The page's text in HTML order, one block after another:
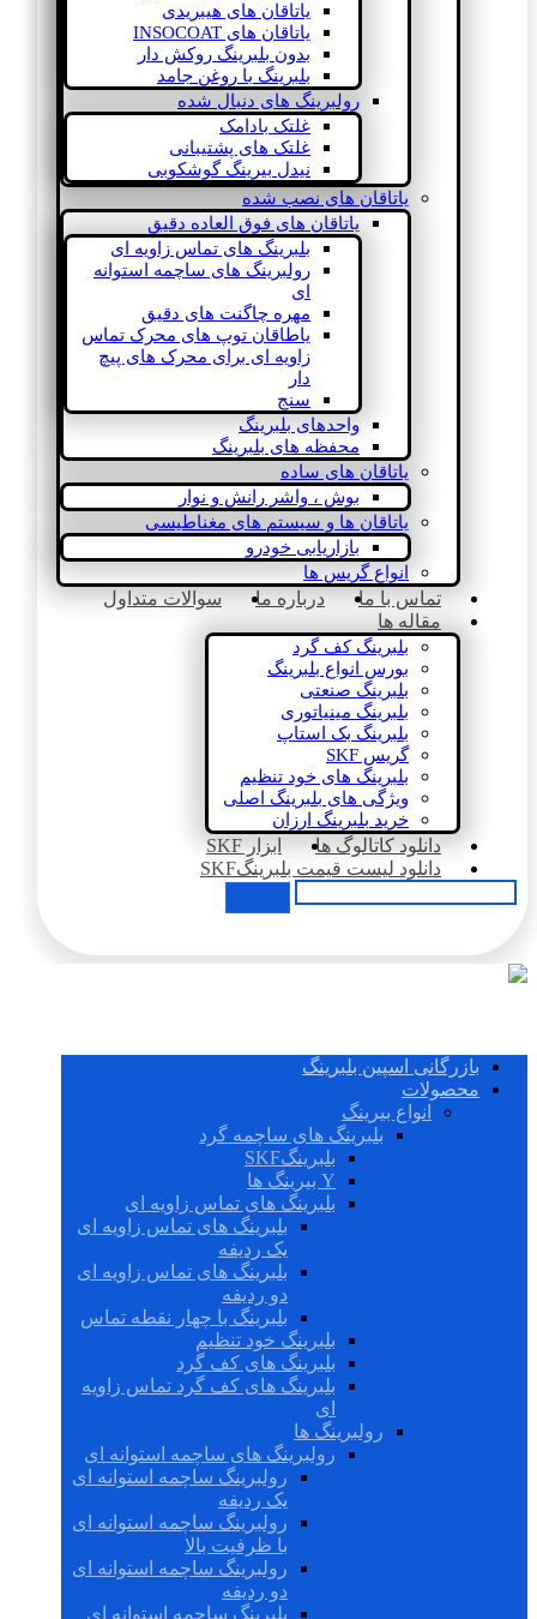
یاتاقان های هیبریدی
یاتاقان های INSOCOAT
بدون بلبرینگ روکش دار
بلبرینگ با روغن جامد
رولبرینگ های دنبال شده
غلتک بادامک
غلتک های پشتیبانی
نیدل بیرینگ گوشکوبی
یاتاقان های نصب شده
یاتاقان های فوق العاده دقیق
بلبرینگ های تماس زاویه ای
رولبرینگ های ساچمه استوانه
ای
مهره چاگنت های دقیق
یاطاقان توپ های محرک تماس
زاویه ای برای محرک های پیچ
دار
سنج
واحدهای بلبرینگ
محفظه های بلبرینگ
یاتاقان های ساده
بوش ، واشر رانش و نوار
یاتاقان ها و سیستم های مغناطیسی
بازاریابی خودرو
انواع گریس ها
تماس با ما درباره ما
سوالات متداول
مقاله ها
بلبرینگ کف گرد
بورس انواع بلبرینگ
بلبرینگ صنعتی
بلبرینگ مینیاتوری
بلبرینگ بک استاپ
گریس SKF
بلبرینگ های خود تنظیم
ویژگی های بلبرینگ اصلی
خرید بلبرینگ ارزان
دانلود کاتالوگ ها
ابزار SKF
دانلود لیست قیمت بلبرینگSKF
بازرگانی اسپین بلبرینگ
محصولات
انواع بیرینگ
بلبرینگ های ساچمه گرد
بلبرینگSKF
Y بیرینگ ها
بلبرینگ های تماس زاویه ای
بلبرینگ های تماس زاویه ای
یک ردیفه
بلبرینگ های تماس زاویه ای
دو ردیفه
بلبرینگ با چهار نقطه تماس
بلبرینگ خود تنظیم
بلبرینگ های کف گرد
بلبرینگ های کف گرد تماس زاویه
ای
رولبرینگ ها
رولبرینگ های ساچمه استوانه ای
رولبرینگ ساچمه استوانه ای
یک ردیفه
رولبرینگ ساچمه استوانه ای
با ظرفیت بالا
رولبرینگ ساچمه استوانه ای
دو ردیفه
بلبرینگ ساچمه استوانه ای